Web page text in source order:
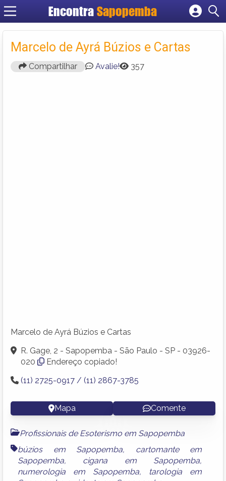
Encontra Sapopemba
Cadastrar empresa
Criar conta
Marcelo de Ayrá Búzios e Cartas
Compartilhar Avalie! 357
Marcelo de Ayrá Búzios e Cartas
R. Gage, 2 - Sapopemba - São Paulo - SP - 03926-
020
Endereço copiado!
(11) 2725-0917 / (11) 2867-3785
Mapa Comente
Profissionais de Esoterismo em Sapopemba
búzios em Sapopemba, cartomante em
Sapopemba, cigana em Sapopemba,
numerologia em Sapopemba, tarologia em